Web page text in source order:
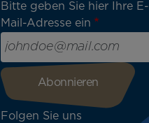
Bitte geben Sie hier Ihre E-
Mail-Adresse ein
Folgen Sie uns